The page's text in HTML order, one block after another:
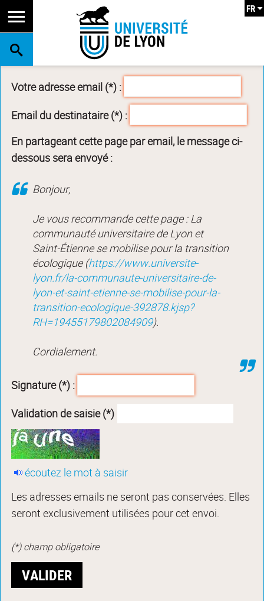
RECHERCHE
FR
Votre adresse email (*) :
Email du destinataire (*) :
En partageant cette page par email, le message ci-
dessous sera envoyé :
Bonjour,
Je vous recommande cette page : La
communauté universitaire de Lyon et
Saint-Étienne se mobilise pour la transition
écologique (https://www.universite-
lyon.fr/la-communaute-universitaire-de-
lyon-et-saint-etienne-se-mobilise-pour-la-
transition-ecologique-392878.kjsp?
RH=19455179802084909).
Cordialement.
Signature (*) :
Validation de saisie (*)
écoutez le mot à saisir
Les adresses emails ne seront pas conservées. Elles
seront exclusivement utilisées pour cet envoi.
(*) champ obligatoire